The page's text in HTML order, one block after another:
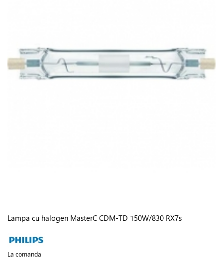
Lampa cu halogen MasterC CDM-TD 150W/830 RX7s
La comanda